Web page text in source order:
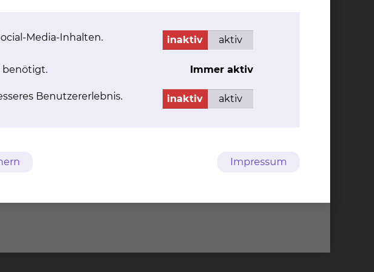
Berufsgruppen essentiell und einer der
jeden Patienten austauschen.
in der Geriatrie.
Media-Inhalten. inaktiv aktiv
benötigt. Immer aktiv
Benutzererlebnis. inaktiv aktiv
Impressum